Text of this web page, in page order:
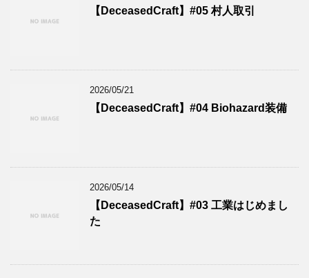
【DeceasedCraft】#05 村人取引
2026/05/21
【DeceasedCraft】#04 Biohazard装備
2026/05/14
【DeceasedCraft】#03 工業はじめまし
た